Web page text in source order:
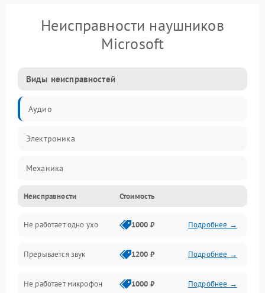
Неисправности наушников
Microsoft
Виды неисправностей
Аудио
Электроника
Механика
Электропитание
Связь
Механические повреждения
Неисправности Стоимость
Не работает одно ухо 1000 ₽ Подробнее →
Прерывается звук 1200 ₽ Подробнее →
Не работает микрофон 1000 ₽ Подробнее →